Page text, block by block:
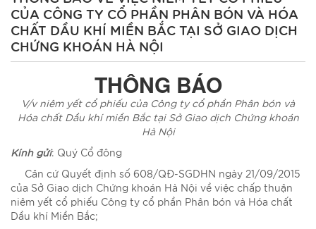
CỦA CÔNG TY CỔ PHẦN PHÂN BÓN VÀ HÓA
CHẤT DẦU KHÍ MIỀN BẮC TẠI SỞ GIAO DỊCH
CHỨNG KHOÁN HÀ NỘI
THÔNG BÁO
V/v niêm yết cổ phiếu của Công ty cổ phần Phân bón và
Hóa chất Dầu khí miền Bắc tại Sở Giao dịch Chứng khoán
Hà Nội
Kính gửi: Quý Cổ đông
Căn cứ Quyết định số 608/QĐ-SGDHN ngày 21/09/2015
của Sở Giao dịch Chứng khoán Hà Nội về việc chấp thuận
niêm yết cổ phiếu Công ty cổ phần Phân bón và Hóa chất
Dầu khí Miền Bắc;